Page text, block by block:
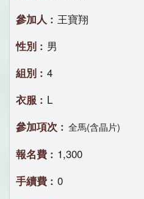
王寶翔
男
4
L
全馬(含晶片)
1,300
0